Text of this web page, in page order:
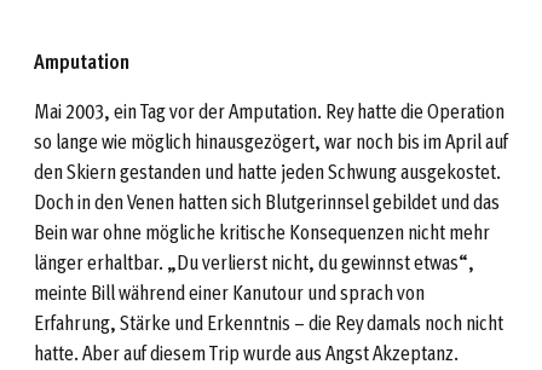
Amputation
Mai 2003, ein Tag vor der Amputation. Rey hatte die Operation
so lange wie möglich hinausgezögert, war noch bis im April auf
den Skiern gestanden und hatte jeden Schwung ausgekostet.
Doch in den Venen hatten sich Blutgerinnsel gebildet und das
Bein war ohne mögliche kritische Konsequenzen nicht mehr
länger erhaltbar. „Du verlierst nicht, du gewinnst etwas“,
meinte Bill während einer Kanutour und sprach von
Erfahrung, Stärke und Erkenntnis – die Rey damals noch nicht
hatte. Aber auf diesem Trip wurde aus Angst Akzeptanz.